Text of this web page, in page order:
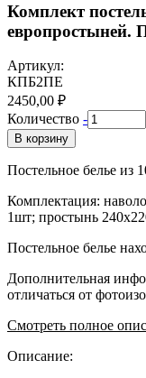
Комплект
европростыней.
Артикул:
КПБ2ПE
2450,00 ₽
Количество -
В корзину
Постельное белье из
Комплектация:
1шт; простынь
Постельное белье
Дополнительная
отличаться от
Смотреть полное
Описание: